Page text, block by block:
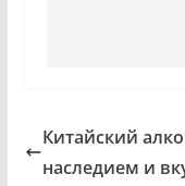
Китайский
наследием и